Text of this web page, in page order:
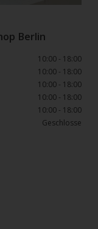
Berlin
10:00 - 18:00
10:00 - 18:00
10:00 - 18:00
10:00 - 18:00
10:00 - 18:00
Geschlosse